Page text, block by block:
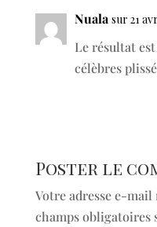
Nuala sur 21
Le résultat
célèbres
Poster le
Votre adresse e-mail
champs obligatoires